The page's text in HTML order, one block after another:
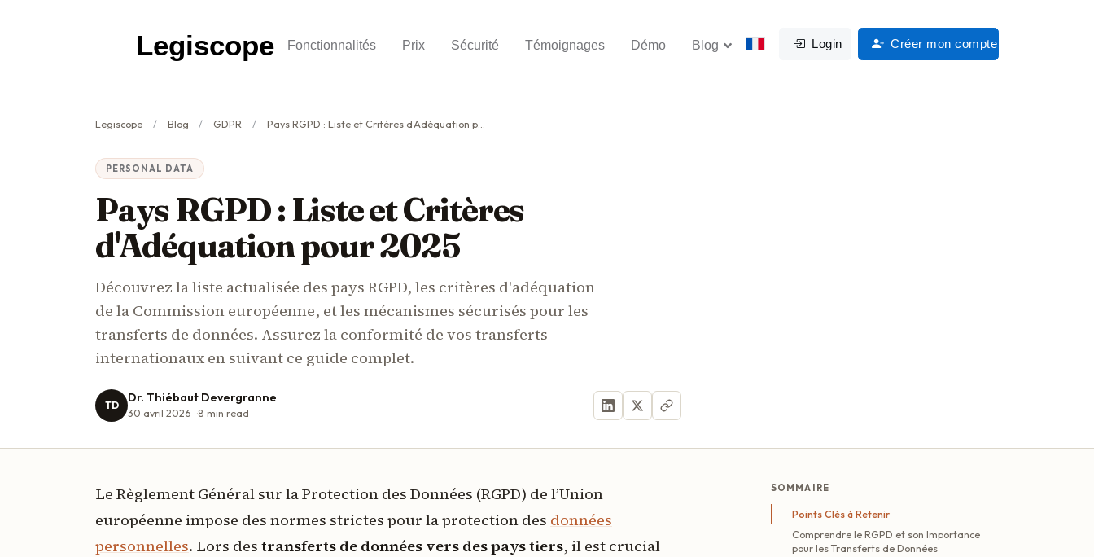
Legiscope Fonctionnalités Prix Sécurité Témoignages Démo Blog Login Créer mon compte
Legiscope Blog GDPR Pays RGPD : Liste et Critères d'Adéquation pour 2025
PERSONAL DATA
Pays RGPD : Liste et Critères
d'Adéquation pour 2025
Découvrez la liste actualisée des pays RGPD, les critères d'adéquation
de la Commission européenne, et les mécanismes sécurisés pour les
transferts de données. Assurez la conformité de vos transferts
internationaux en suivant ce guide complet.
TD Dr. Thiébaut Devergranne
30 avril 2026 8 min read
Le Règlement Général sur la Protection des Données (RGPD) de l’Union
européenne impose des normes strictes pour la protection des données
personnelles. Lors des transferts de données vers des pays tiers, il est crucial
SOMMAIRE
Points Clés à Retenir
Comprendre le RGPD et son Importance
pour les Transferts de Données